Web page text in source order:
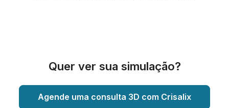
Quer ver sua simulação?
Agende uma consulta 3D com Crisalix